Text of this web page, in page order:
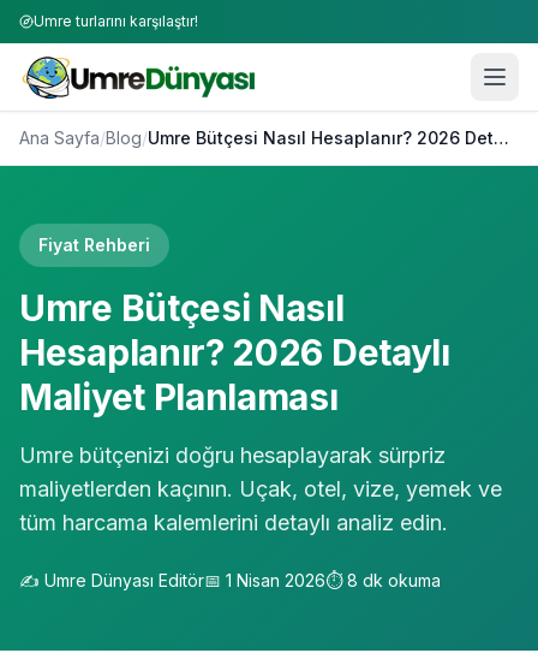
Umre turlarını karşılaştır!
Ana Sayfa/Blog/ Umre Bütçesi Nasıl Hesaplanır? 2026 Detaylı Maliyet Planlaması
Fiyat Rehberi
Umre Bütçesi Nasıl
Hesaplanır? 2026 Detaylı
Maliyet Planlaması
Umre bütçenizi doğru hesaplayarak sürpriz
maliyetlerden kaçının. Uçak, otel, vize, yemek ve
tüm harcama kalemlerini detaylı analiz edin.
✍️ Umre Dünyası Editör📅 1 Nisan 2026⏱️8 dk okuma